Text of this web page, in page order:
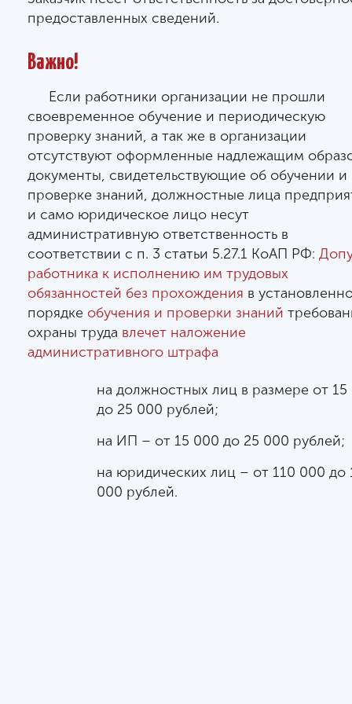
предоставленных сведений.
Важно!
Если работники организации не прошли
своевременное обучение и периодическую
проверку знаний, а так же в организации
отсутствуют оформленные надлежащим
документы, свидетельствующие об обучении и
проверке знаний, должностные лица
и само юридическое лицо несут
административную ответственность в
соответствии с п. 3 статьи 5.27.1 КоАП РФ:
работника к исполнению им трудовых
обязанностей без прохождения в
порядке обучения и проверки знаний
охраны труда влечет наложение
административного штрафа
на должностных лиц в размере от
до 25 000 рублей;
на ИП – от 15 000 до 25 000 рублей;
на юридических лиц – от 110 000 до
000 рублей.